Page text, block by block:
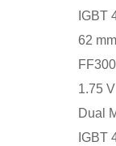
IGBT
62
1.75
Dual
IGBT